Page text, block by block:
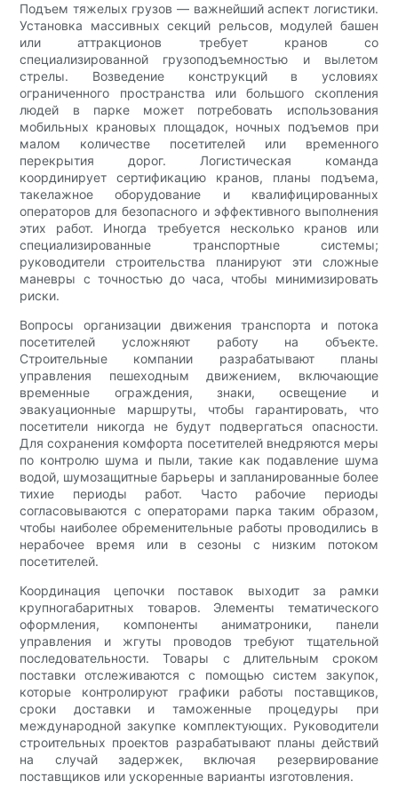
Подъем тяжелых грузов — важнейший аспект логистики.
Установка массивных секций рельсов, модулей башен
или аттракционов требует кранов со
специализированной грузоподъемностью и вылетом
стрелы. Возведение конструкций в условиях
ограниченного пространства или большого скопления
людей в парке может потребовать использования
мобильных крановых площадок, ночных подъемов при
малом количестве посетителей или временного
перекрытия дорог. Логистическая команда
координирует сертификацию кранов, планы подъема,
такелажное оборудование и квалифицированных
операторов для безопасного и эффективного выполнения
этих работ. Иногда требуется несколько кранов или
специализированные транспортные системы;
руководители строительства планируют эти сложные
маневры с точностью до часа, чтобы минимизировать
риски.
Вопросы организации движения транспорта и потока
посетителей усложняют работу на объекте.
Строительные компании разрабатывают планы
управления пешеходным движением, включающие
временные ограждения, знаки, освещение и
эвакуационные маршруты, чтобы гарантировать, что
посетители никогда не будут подвергаться опасности.
Для сохранения комфорта посетителей внедряются меры
по контролю шума и пыли, такие как подавление шума
водой, шумозащитные барьеры и запланированные более
тихие периоды работ. Часто рабочие периоды
согласовываются с операторами парка таким образом,
чтобы наиболее обременительные работы проводились в
нерабочее время или в сезоны с низким потоком
посетителей.
Координация цепочки поставок выходит за рамки
крупногабаритных товаров. Элементы тематического
оформления, компоненты аниматроники, панели
управления и жгуты проводов требуют тщательной
последовательности. Товары с длительным сроком
поставки отслеживаются с помощью систем закупок,
которые контролируют графики работы поставщиков,
сроки доставки и таможенные процедуры при
международной закупке комплектующих. Руководители
строительных проектов разрабатывают планы действий
на случай задержек, включая резервирование
поставщиков или ускоренные варианты изготовления.